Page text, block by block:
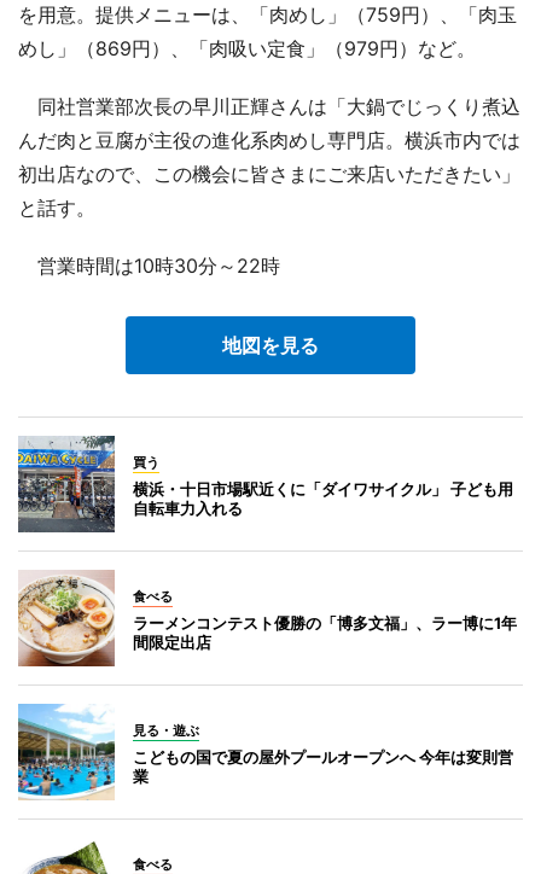
を用意。提供メニューは、「肉めし」（759円）、「肉玉
めし」（869円）、「肉吸い定食」（979円）など。
同社営業部次長の早川正輝さんは「大鍋でじっくり煮込
んだ肉と豆腐が主役の進化系肉めし専門店。横浜市内では
初出店なので、この機会に皆さまにご来店いただきたい」
と話す。
営業時間は10時30分～22時
地図を見る
買う
横浜・十日市場駅近くに「ダイワサイクル」 子ども用
自転車力入れる
食べる
ラーメンコンテスト優勝の「博多文福」、ラー博に1年
間限定出店
見る・遊ぶ
こどもの国で夏の屋外プールオープンへ 今年は変則営
業
食べる